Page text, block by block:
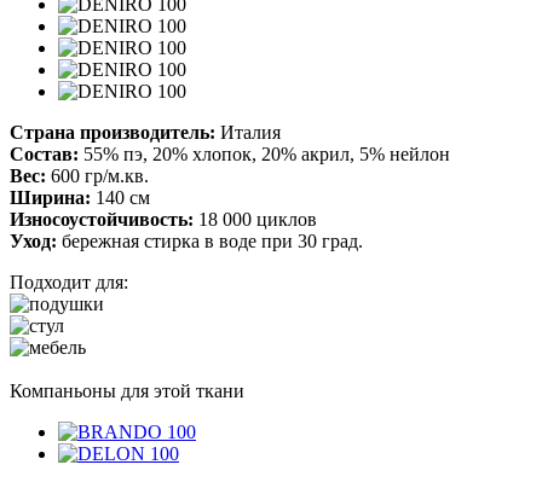
Страна производитель: Италия
Состав: 55% пэ, 20% хлопок, 20% акрил, 5% нейлон
Вес: 600 гр/м.кв.
Ширина: 140 см
Износоустойчивость: 18 000 циклов
Уход: бережная стирка в воде при 30 град.
Подходит для:
Компаньоны для этой ткани